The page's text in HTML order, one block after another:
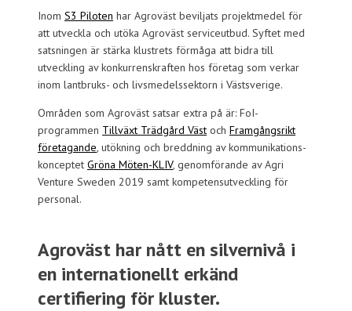
Inom S3 Piloten har Agroväst beviljats projektmedel för
att utveckla och utöka Agroväst serviceutbud. Syftet med
satsningen är stärka klustrets förmåga att bidra till
utveckling av konkurrenskraften hos företag som verkar
inom lantbruks- och livsmedelssektorn i Västsverige.
Områden som Agroväst satsar extra på är: FoI-
programmen Tillväxt Trädgård Väst och Framgångsrikt
företagande, utökning och breddning av kommunikations-
konceptet Gröna Möten-KLIV, genomförande av Agri
Venture Sweden 2019 samt kompetensutveckling för
personal.
Agroväst har nått en silvernivå i
en internationellt erkänd
certifiering för kluster.